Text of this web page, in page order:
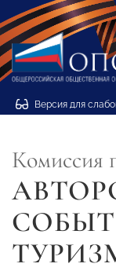
Версия для
Комиссия